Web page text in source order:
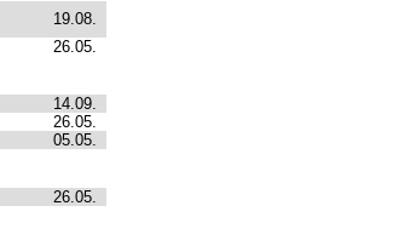
19.08.
26.05.
14.09.
26.05.
05.05.
26.05.